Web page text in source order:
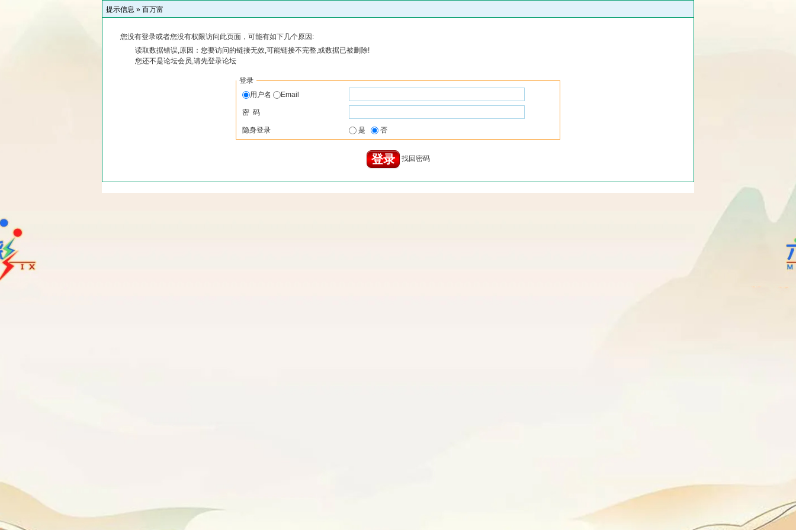
提示信息 » 百万富
您没有登录或者您没有权限访问此页面，可能有如下几个原因:
读取数据错误,原因：您要访问的链接无效,可能链接不完整,或数据已被删除!
您还不是论坛会员,请先登录论坛
登录
用户名
Email
密 码
隐身登录 是 否
找回密码